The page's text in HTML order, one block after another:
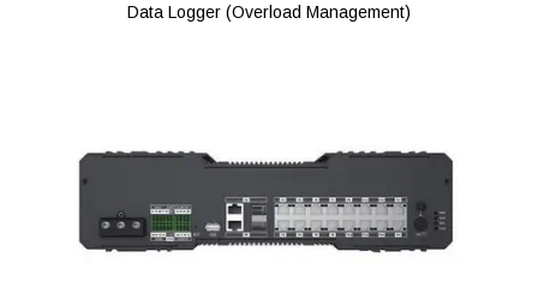
Data Logger (Overload Management)